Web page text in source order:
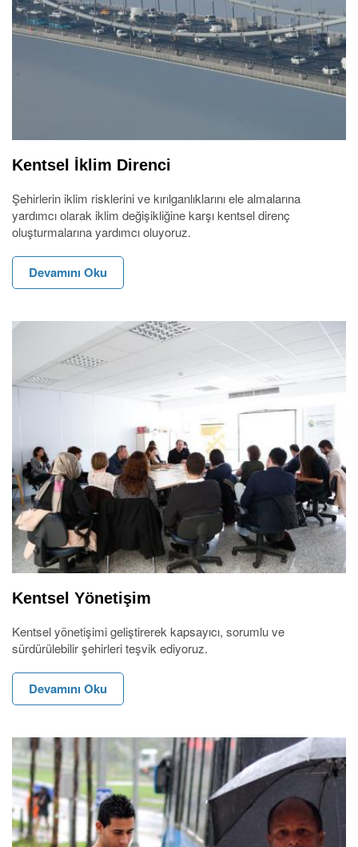
Kentsel İklim Direnci
Şehirlerin iklim risklerini ve kırılganlıklarını ele almalarına
yardımcı olarak iklim değişikliğine karşı kentsel direnç
oluşturmalarına yardımcı oluyoruz.
Devamını Oku
Kentsel Yönetişim
Kentsel yönetişimi geliştirerek kapsayıcı, sorumlu ve
sürdürülebilir şehirleri teşvik ediyoruz.
Devamını Oku